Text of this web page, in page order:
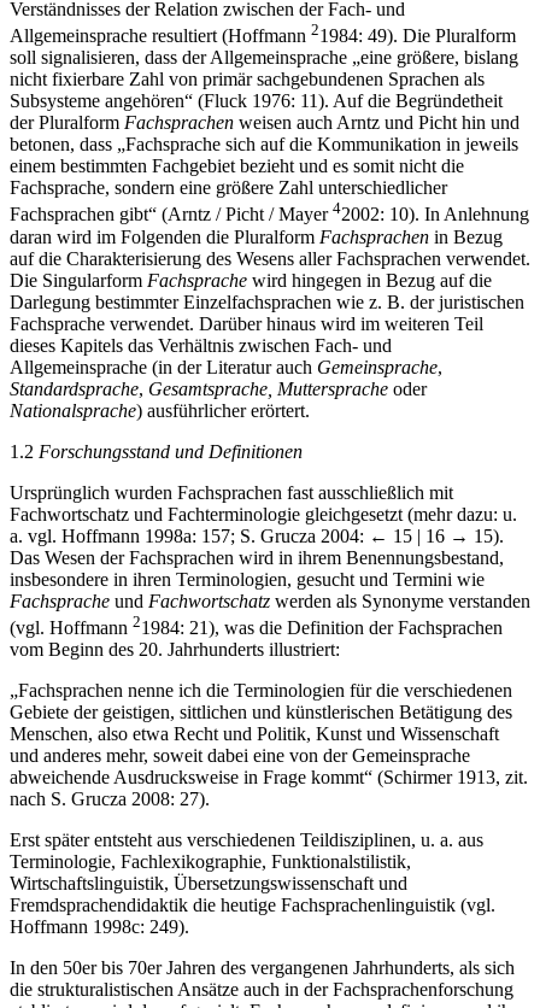
Fachsprachenverwendet, was aus der Veränderung des
Verständnisses der Relation zwischen der Fach- und
Allgemeinsprache resultiert (Hoffmann21984: 49). Die Pluralform
soll signalisieren, dass der Allgemeinsprache „eine größere, bislang
nicht fixierbare Zahl von primär sachgebundenen Sprachen als
Subsysteme angehören“ (Fluck 1976: 11). Auf die Begründetheit
der PluralformFachsprachenweisen auch Arntz und Picht hin und
betonen, dass „Fachsprache sich auf die Kommunikation in jeweils
einem bestimmten Fachgebiet bezieht und es somit nicht die
Fachsprache, sondern eine größere Zahl unterschiedlicher
Fachsprachen gibt“ (Arntz / Picht / Mayer42002: 10). In Anlehnung
daran wird im Folgenden die PluralformFachsprachenin Bezug
auf die Charakterisierung des Wesens aller Fachsprachen verwendet.
Die SingularformFachsprachewird hingegen in Bezug auf die
Darlegung bestimmter Einzelfachsprachen wie z. B. der juristischen
Fachsprache verwendet. Darüber hinaus wird im weiteren Teil
dieses Kapitels das Verhältnis zwischen Fach- und
Allgemeinsprache (in der Literatur auchGemeinsprache
Standardsprache,Gesamtsprache, Muttersprache
Ursprünglich wurden Fachsprachen fast ausschließlich mit
Fachwortschatz und Fachterminologie gleichgesetzt (mehr dazu: u.
a. vgl. Hoffmann 1998a: 157; S. Grucza 2004:← 15 | 16 →15).
Das Wesen der Fachsprachen wird in ihrem Benennungsbestand,
insbesondere in ihren Terminologien, gesucht und Termini wie
FachspracheundFachwortschatzwerden als Synonyme verstanden
(vgl. Hoffmann21984: 21), was die Definition der Fachsprachen
„Fachsprachen nenne ich die Terminologien für die verschiedenen
Gebiete der geistigen, sittlichen und künstlerischen Betätigung des
Menschen, also etwa Recht und Politik, Kunst und Wissenschaft
und anderes mehr, soweit dabei eine von der Gemeinsprache
abweichende Ausdrucksweise in Frage kommt“ (Schirmer 1913, zit.
Erst später entsteht aus verschiedenen Teildisziplinen, u. a. aus
Terminologie, Fachlexikographie, Funktionalstilistik,
Wirtschaftslinguistik, Übersetzungswissenschaft und
Fremdsprachendidaktik die heutige Fachsprachenlinguistik (vgl.
In den 50er bis 70er Jahren des vergangenen Jahrhunderts, als sich